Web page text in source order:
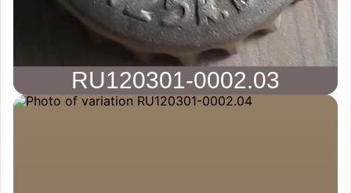
RU120301-0002.03